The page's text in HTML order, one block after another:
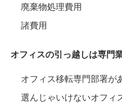
廃棄物処理費用
諸費用
オフィスの引っ越しは専門
オフィス移転専門部署が
選んじゃいけないオフィ